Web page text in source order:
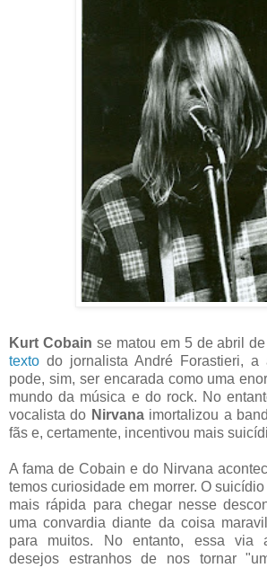
Kurt Cobain se matou em 5 de abril
texto do jornalista André Forastieri, a
pode, sim, ser encarada como uma
mundo da música e do rock. No
vocalista do Nirvanaimortalizou a
fãs e, certamente, incentivou mais
A fama de Cobain e do Nirvana
temos curiosidade em morrer. O
mais rápida para chegar nesse
uma convardia diante da coisa
para muitos. No entanto, essa via
desejos estranhos de nos tornar